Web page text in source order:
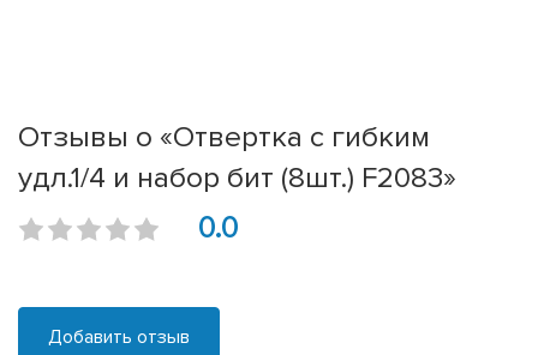
Отзывы о «Отвертка с гибким
удл.1/4 и набор бит (8шт.) F2083»
0.0
Добавить отзыв